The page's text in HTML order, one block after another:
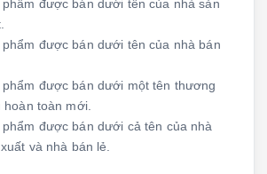
phẩm được bán dưới tên của nhà sản
phẩm được bán dưới tên của nhà bán
phẩm được bán dưới một tên thương
hoàn toàn mới.
phẩm được bán dưới cả tên của nhà
và nhà bán lẻ.